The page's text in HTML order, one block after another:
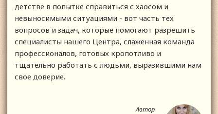
детстве в попытке справиться с хаосом и
невыносимыми ситуациями - вот часть тех
вопросов и задач, которые помогают разрешить
специалисты нашего Центра, слаженная команда
профессионалов, готовых кропотливо и
тщательно работать с людьми, выразившими нам
свое доверие.
Автор